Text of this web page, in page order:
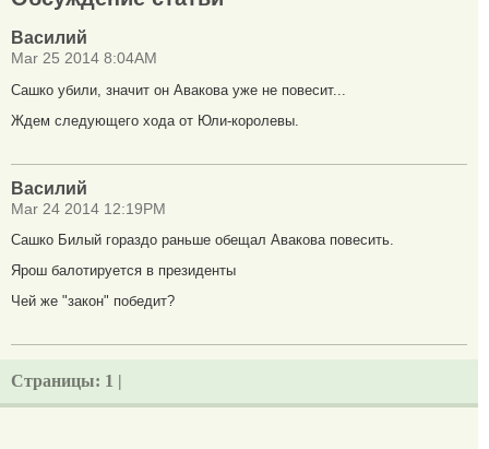
Василий
Mar 25 2014 8:04AM
Сашко убили, значит он Авакова уже не повесит...
Ждем следующего хода от Юли-королевы.
Василий
Mar 24 2014 12:19PM
Сашко Билый гораздо раньше обещал Авакова повесить.
Ярош балотируется в президенты
Чей же "закон" победит?
Страницы: 1 |